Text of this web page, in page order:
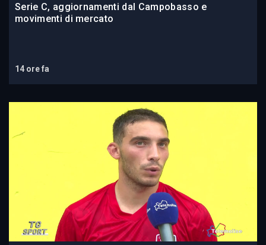
Serie C, aggiornamenti dal Campobasso e
movimenti di mercato
14 ore fa